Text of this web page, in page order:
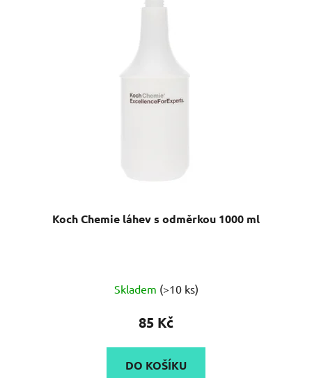
Koch Chemie láhev s odměrkou 1000 ml
Skladem (>10 ks)
85 Kč
DO KOŠÍKU